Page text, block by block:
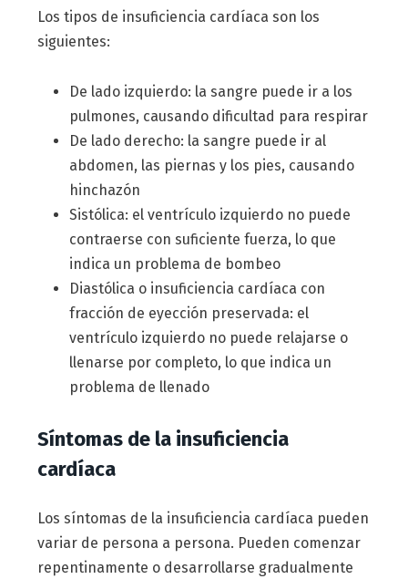
Los tipos de insuficiencia cardíaca son los
siguientes:
De lado izquierdo: la sangre puede ir a los
pulmones, causando dificultad para respirar
De lado derecho: la sangre puede ir al
abdomen, las piernas y los pies, causando
hinchazón
Sistólica: el ventrículo izquierdo no puede
contraerse con suficiente fuerza, lo que
indica un problema de bombeo
Diastólica o insuficiencia cardíaca con
fracción de eyección preservada: el
ventrículo izquierdo no puede relajarse o
llenarse por completo, lo que indica un
problema de llenado
Síntomas de la insuficiencia
cardíaca
Los síntomas de la insuficiencia cardíaca pueden
variar de persona a persona. Pueden comenzar
repentinamente o desarrollarse gradualmente